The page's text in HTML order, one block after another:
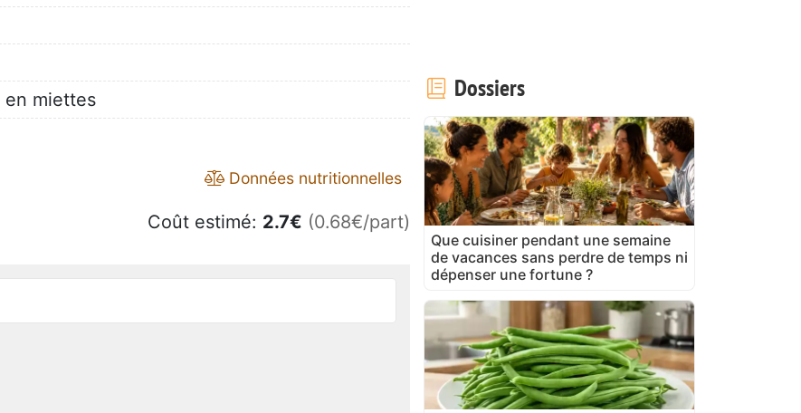
en miettes
Données nutritionnelles
Coût estimé: 2.7€ (0.68€/part)
Dossiers
Que cuisiner pendant une semaine
de vacances sans perdre de temps ni
dépenser une fortune ?